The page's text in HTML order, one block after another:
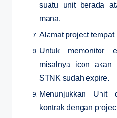
suatu unit berada
mana.
Alamat project tempat
Untuk memonitor
misalnya icon akan
STNK sudah expire.
Menunjukkan Unit
kontrak dengan